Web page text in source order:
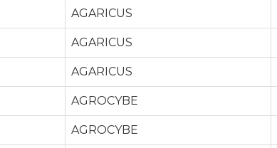
AGARICUS
AGARICUS
AGARICUS
AGROCYBE
AGROCYBE